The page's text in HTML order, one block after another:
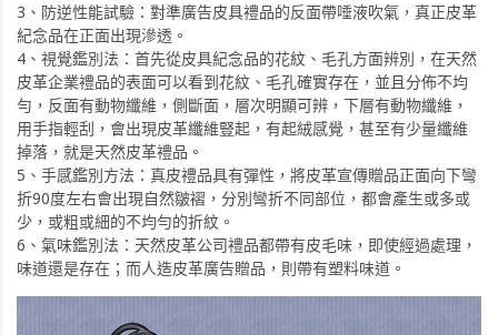
3、防逆性能試驗：對準廣告皮具禮品的反面帶唾液吹氣，真正皮革
紀念品在正面出現滲透。
4、視覺鑑別法：首先從皮具紀念品的花紋、毛孔方面辨別，在天然
皮革企業禮品的表面可以看到花紋、毛孔確實存在，並且分佈不均
勻，反面有動物纖維，側斷面，層次明顯可辨，下層有動物纖維，
用手指輕刮，會出現皮革纖維豎起，有起絨感覺，甚至有少量纖維
掉落，就是天然皮革禮品。
5、手感鑑別方法：真皮禮品具有彈性，將皮革宣傳贈品正面向下彎
折90度左右會出現自然皺褶，分別彎折不同部位，都會產生或多或
少，或粗或細的不均勻的折紋。
6、氣味鑑別法：天然皮革公司禮品都帶有皮毛味，即使經過處理，
味道還是存在；而人造皮革廣告贈品，則帶有塑料味道。